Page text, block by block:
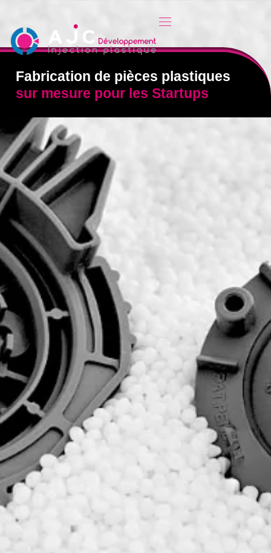
Fabrication de pièces plastiques
sur mesure pour les Startups